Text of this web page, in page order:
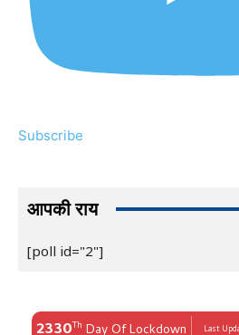
Subscribe
आपकी राय
[poll id="2"]